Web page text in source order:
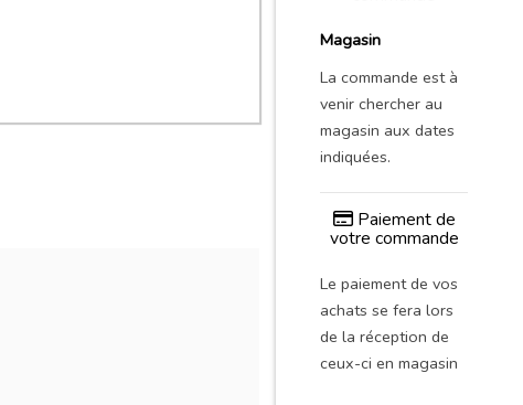
Magasin
La commande est à
venir chercher au
magasin aux dates
indiquées.
Paiement de
votre commande
Le paiement de vos
achats se fera lors
de la réception de
ceux-ci en magasin